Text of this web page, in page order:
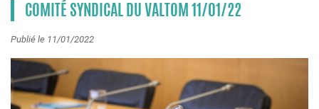
COMITÉ SYNDICAL DU VALTOM 11/01/22
Publié le 11/01/2022